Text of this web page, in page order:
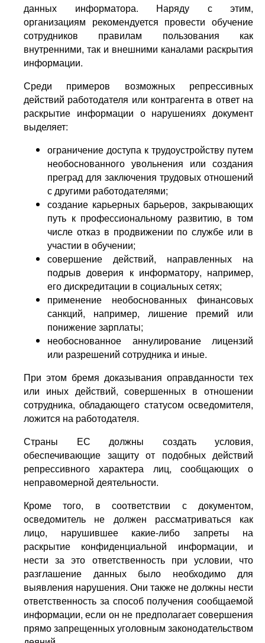
данных информатора. Наряду с этим,
организациям рекомендуется провести обучение
сотрудников правилам пользования как
внутренними, так и внешними каналами раскрытия
информации.
Среди примеров возможных репрессивных
действий работодателя или контрагента в ответ на
раскрытие информации о нарушениях документ
выделяет:
ограничение доступа к трудоустройству путем
необоснованного увольнения или создания
преград для заключения трудовых отношений
с другими работодателями;
создание карьерных барьеров, закрывающих
путь к профессиональному развитию, в том
числе отказ в продвижении по службе или в
участии в обучении;
совершение действий, направленных на
подрыв доверия к информатору, например,
его дискредитации в социальных сетях;
применение необоснованных финансовых
санкций, например, лишение премий или
понижение зарплаты;
необоснованное аннулирование лицензий
или разрешений сотрудника и иные.
При этом бремя доказывания оправданности тех
или иных действий, совершенных в отношении
сотрудника, обладающего статусом осведомителя,
ложится на работодателя.
Страны ЕС должны создать условия,
обеспечивающие защиту от подобных действий
репрессивного характера лиц, сообщающих о
неправомерной деятельности.
Кроме того, в соответствии с документом,
осведомитель не должен рассматриваться как
лицо, нарушившее какие-либо запреты на
раскрытие конфиденциальной информации, и
нести за это ответственность при условии, что
разглашение данных было необходимо для
выявления нарушения. Они также не должны нести
ответственность за способ получения сообщаемой
информации, если он не предполагает совершения
прямо запрещенных уголовным законодательством